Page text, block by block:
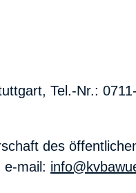
Tel.-Nr.:
des
e-mail: